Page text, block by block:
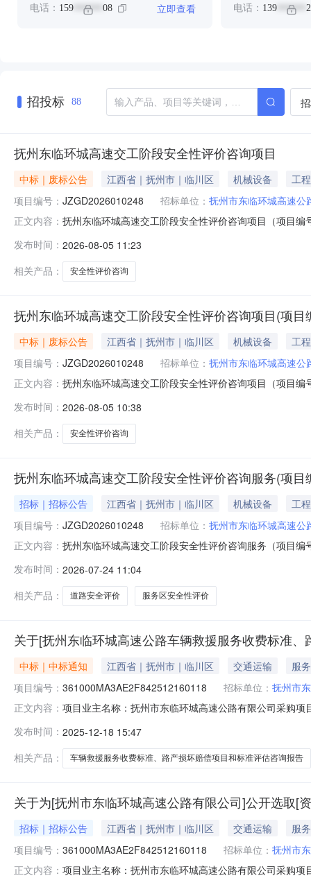
电话： 159 ****** 08 立即查看 电话： 139******
招投标 88
抚州东临环城高速交工阶段安全性评价咨询项目
中标｜废标公告 江西省｜抚州市｜临川区 机械设备
工程
项目编号： JZGD2026010248 招标单位： 抚州市东临环城高速公
正文内容： 抚州东临环城高速交工阶段安全性评价咨询项目（项目
下方式联系：采购人名称：抚州市东临环城高速公路有
咨赣东建设咨
发布时间： 2026-08-05 11:23
相关产品：
安全性评价咨询
抚州东临环城高速交工阶段安全性评价咨询项目(项
中标｜废标公告 江西省｜抚州市｜临川区 机械设备
工程
项目编号： JZGD2026010248 招标单位： 抚州市东临环城高速公
正文内容： 抚州东临环城高速交工阶段安全性评价咨询项目（项目
的原因：实质性响应投标人不足三家，本次招标失败。
采购人地址：抚州市赣东大道
发布时间： 2026-08-05 10:38
相关产品：
安全性评价咨询
抚州东临环城高速交工阶段安全性评价咨询服务(项
招标｜招标公告 江西省｜抚州市｜临川区 机械设备
工程
项目编号： JZGD2026010248 招标单位： 抚州市东临环城高速公
正文内容： 抚州东临环城高速交工阶段安全性评价咨询服务（项目
参加。项目名称：抚州东临环城高速交工阶段安全性评
元/公里。2、项目简
发布时间： 2026-07-24 11:04
相关产品：
道路安全评价 服务区安全性评价
关于[抚州东临环城高速公路车辆救援服务收费标准
中标｜中标通知 江西省｜抚州市｜临川区 交通运输
服务
项目编号： 361000MA3AE2F842512160118 招标单位： 抚州市
正文内容： 项目业主名称：抚州市东临环城高速公路有限公司采购
日期：2025-12-1814:00:00项目规模：投资额（￥
发布时间： 2025-12-18 15:47
相关产品：
车辆救援服务收费标准、路产损坏赔偿项目和标准评估咨询报告
关于为[抚州市东临环城高速公路有限公司]公开选取[
招标｜招标公告 江西省｜抚州市｜临川区 交通运输
服务
项目编号： 361000MA3AE2F842512160118 招标单位： 抚州市
正文内容： 项目业主名称：抚州市东临环城高速公路有限公司采购